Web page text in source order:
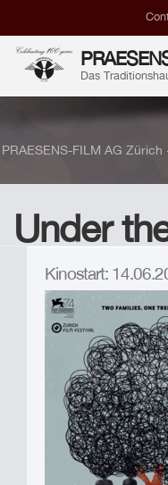
Das
PRAESENS-FILM AG Zürich
Under
Kinostart: